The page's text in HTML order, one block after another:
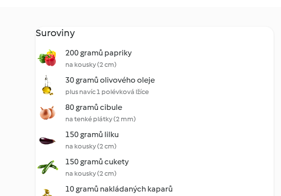
Suroviny
200 gramů papriky
na kousky (2 cm)
30 gramů olivového oleje
plus navíc 1 polévková lžíce
80 gramů cibule
na tenké plátky (2 mm)
150 gramů lilku
na kousky (2 cm)
150 gramů cukety
na kousky (2 cm)
10 gramů nakládaných kaparů